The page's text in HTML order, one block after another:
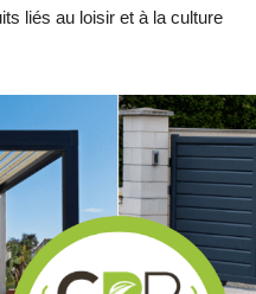
liés au loisir et à la culture